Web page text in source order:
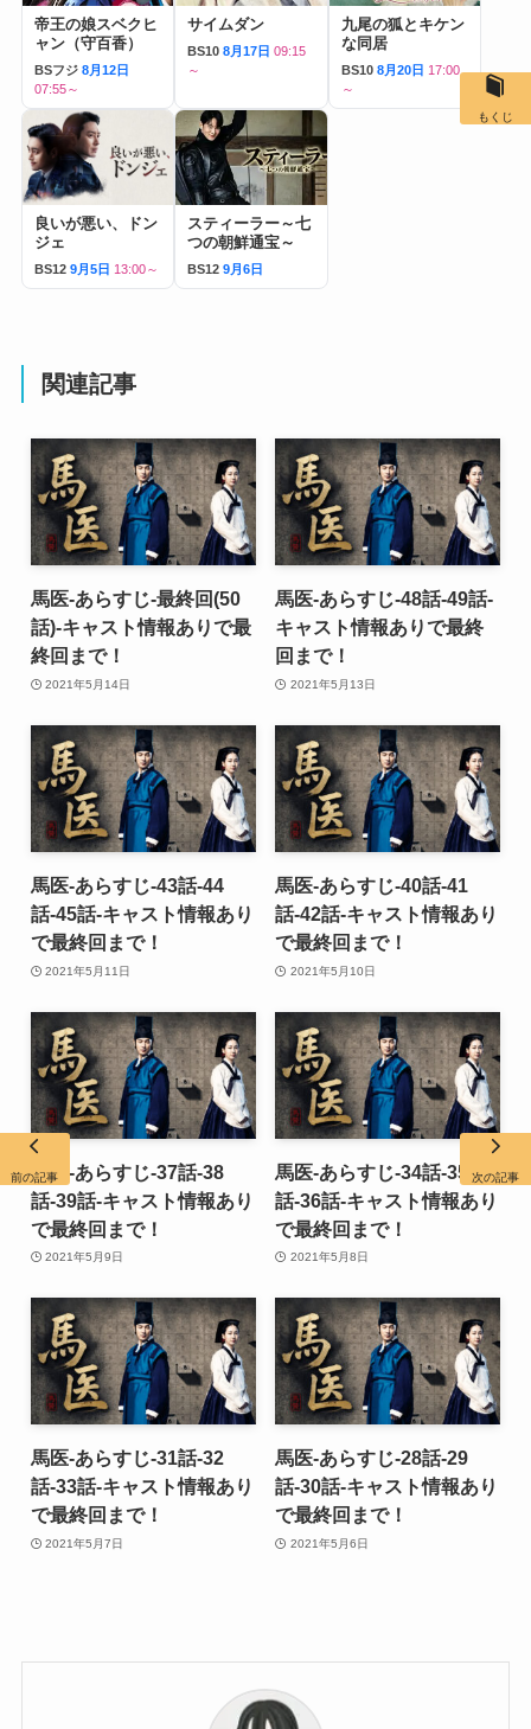
帝王の娘スベクヒ
ャン（守百香）
BSフジ 8月12日
07:55～
サイムダン
BS10 8月17日 09:15
～
九尾の狐とキケン
な同居
BS10 8月20日 17:00
～
良いが悪い、ドン
ジェ
BS12 9月5日 13:00～
スティーラー～七
つの朝鮮通宝～
BS12 9月6日
関連記事
馬医-あらすじ-最終回(50
話)-キャスト情報ありで最
終回まで！
2021年5月14日
馬医-あらすじ-48話-49話-
キャスト情報ありで最終
回まで！
2021年5月13日
馬医-あらすじ-43話-44
話-45話-キャスト情報あり
で最終回まで！
2021年5月11日
馬医-あらすじ-40話-41
話-42話-キャスト情報あり
で最終回まで！
2021年5月10日
馬医-あらすじ-37話-38
話-39話-キャスト情報あり
で最終回まで！
2021年5月9日
馬医-あらすじ-34話-35
話-36話-キャスト情報あり
で最終回まで！
2021年5月8日
馬医-あらすじ-31話-32
話-33話-キャスト情報あり
で最終回まで！
2021年5月7日
馬医-あらすじ-28話-29
話-30話-キャスト情報あり
で最終回まで！
2021年5月6日
前の記事 次の記事
もくじ